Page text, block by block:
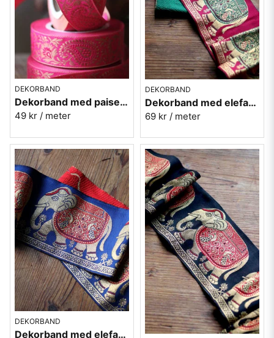
DEKORBAND
Dekorband med paisely - rosa
49 kr / meter
DEKORBAND
Dekorband med elefanter - röd
69 kr / meter
DEKORBAND
Dekorband med elefanter - blå